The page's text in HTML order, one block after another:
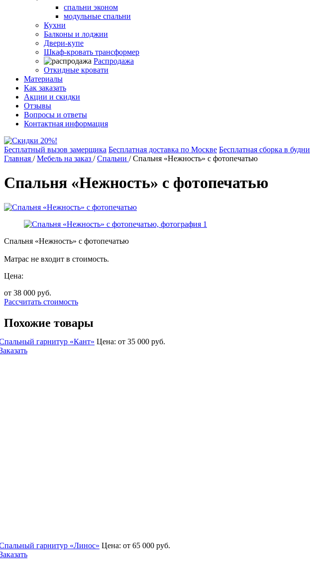
спальни эконом
модульные спальни
Кухни
Балконы и лоджии
Двери-купе
Шкаф-кровать трансформер
Распродажа
Откидные кровати
Материалы
Как заказать
Акции и скидки
Отзывы
Вопросы и ответы
Контактная информация
Бесплатный вызов замерщика Бесплатная доставка по Москве Бесплатная сборка в будни
Главная /Мебель на заказ /Спальни /Спальня «Нежность» с фотопечатью
Спальня «Нежность» с фотопечатью
Спальня «Нежность» с фотопечатью
Матрас не входит в стоимость.
Цена:
от 38 000 руб.
Рассчитать стоимость
Похожие товары
гарнитур «Кант» Цена: от 35 000 руб.
гарнитур «Линос» Цена: от 65 000 руб.